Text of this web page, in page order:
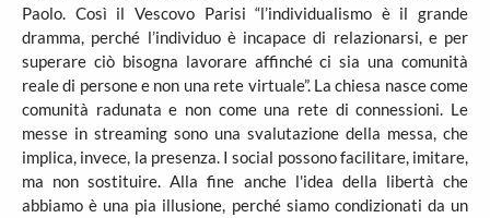
Paolo. Così il Vescovo Parisi “l’individualismo è il grande
dramma, perché l’individuo è incapace di relazionarsi, e per
superare ciò bisogna lavorare affinché ci sia una comunità
reale di persone e non una rete virtuale”. La chiesa nasce come
comunità radunata e non come una rete di connessioni. Le
messe in streaming sono una svalutazione della messa, che
implica, invece, la presenza. I social possono facilitare, imitare,
ma non sostituire. Alla fine anche l'idea della libertà che
abbiamo è una pia illusione, perché siamo condizionati da un